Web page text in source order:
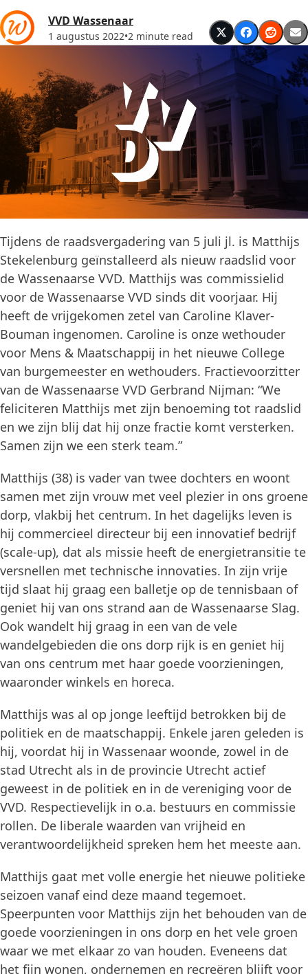
VVD Wassenaar
1 augustus 2022•2 minute read
Tijdens de raadsvergadering van 5 juli jl. is Matthijs
Stekelenburg geïnstalleerd als nieuw raadslid voor
de Wassenaarse VVD. Matthijs was commissielid
voor de Wassenaarse VVD sinds dit voorjaar. Hij
heeft de vrijgekomen zetel van Caroline Klaver-
Bouman ingenomen. Caroline is onze wethouder
voor Mens & Maatschappij in het nieuwe College
van burgemeester en wethouders. Fractievoorzitter
van de Wassenaarse VVD Gerbrand Nijman: “We
feliciteren Matthijs met zijn benoeming tot raadslid
en we zijn blij dat hij onze fractie komt versterken.
Samen zijn we een sterk team.”
Matthijs (38) is vader van twee dochters en woont
samen met zijn vrouw met veel plezier in ons groene
dorp, vlakbij het centrum. In het dagelijks leven is
hij commercieel directeur bij een innovatief bedrijf
(scale-up), dat als missie heeft de energietransitie te
versnellen met technische innovaties. In zijn vrije
tijd slaat hij graag een balletje op de tennisbaan of
geniet hij van ons strand aan de Wassenaarse Slag.
Ook wandelt hij graag in een van de vele
wandelgebieden die ons dorp rijk is en geniet hij
van ons centrum met haar goede voorzieningen,
waaronder winkels en horeca.
Matthijs was al op jonge leeftijd betrokken bij de
politiek en de maatschappij. Enkele jaren geleden is
hij, voordat hij in Wassenaar woonde, zowel in de
stad Utrecht als in de provincie Utrecht actief
geweest in de politiek en in de vereniging voor de
VVD. Respectievelijk in o.a. bestuurs en commissie
rollen. De liberale waarden van vrijheid en
verantwoordelijkheid spreken hem het meeste aan.
Matthijs gaat met volle energie het nieuwe politieke
seizoen vanaf eind deze maand tegemoet.
Speerpunten voor Matthijs zijn het behouden van de
goede voorzieningen in ons dorp en het vele groen
waar we met elkaar zo van houden. Eveneens dat
het fijn wonen, ondernemen en recreëren blijft voor